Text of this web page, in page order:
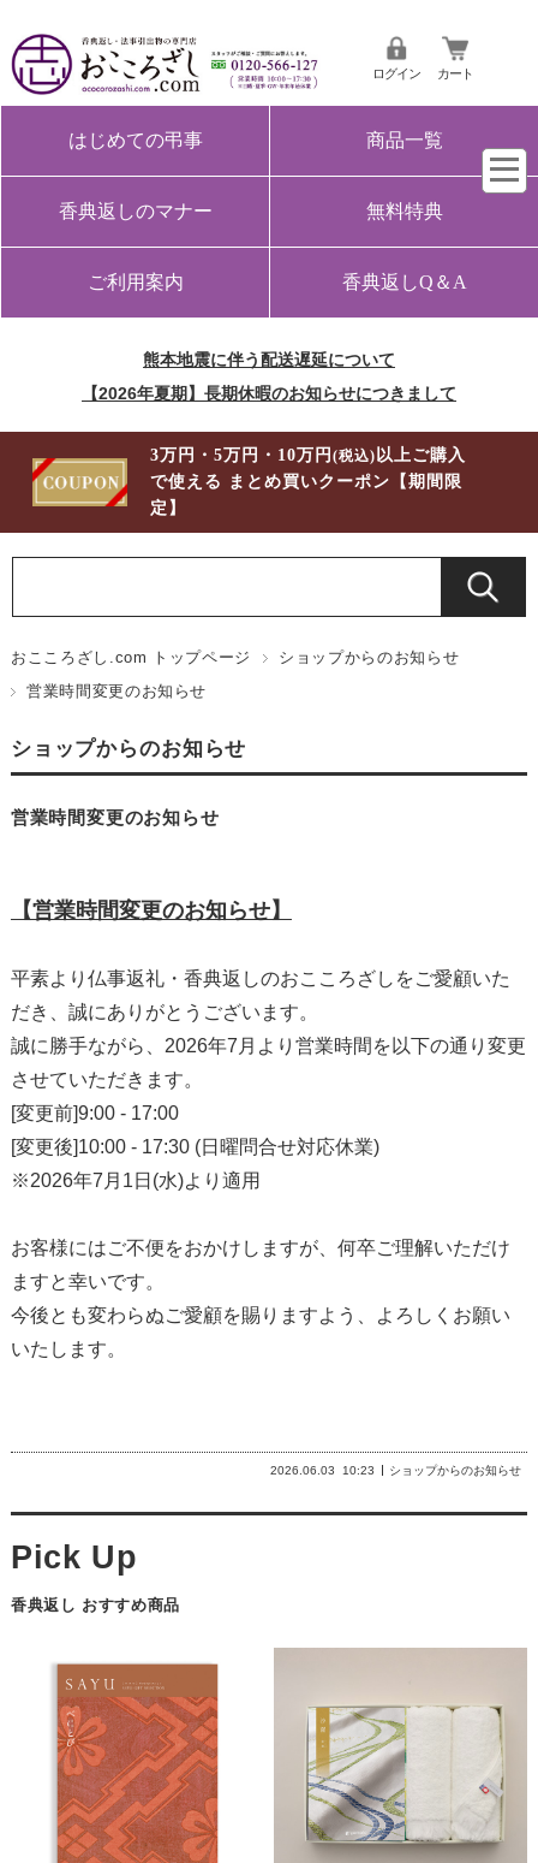
ログイン カート
はじめての弔事 商品一覧
香典返しのマナー 無料特典
ご利用案内 香典返しQ＆A
熊本地震に伴う配送遅延について
【2026年夏期】長期休暇のお知らせにつきまして
3万円・5万円・10万円(税込) 以上ご購入
で使える まとめ買いクーポン【期間限
定】
おこころざし.com トップページ
ショップからのお知らせ
営業時間変更のお知らせ
ショップからのお知らせ
営業時間変更のお知らせ
【営業時間変更のお知らせ】
平素より仏事返礼・香典返しのおこころざしをご愛顧いた
だき、誠にありがとうございます。
誠に勝手ながら、2026年7月より営業時間を以下の通り変更
させていただきます。
[変更前]9:00 - 17:00
[変更後]10:00 - 17:30 (日曜問合せ対応休業)
※2026年7月1日(水)より適用
お客様にはご不便をおかけしますが、何卒ご理解いただけ
ますと幸いです。
今後とも変わらぬご愛顧を賜りますよう、よろしくお願い
いたします。
2026.06.03 10:23 ショップからのお知らせ
香典返し おすすめ商品